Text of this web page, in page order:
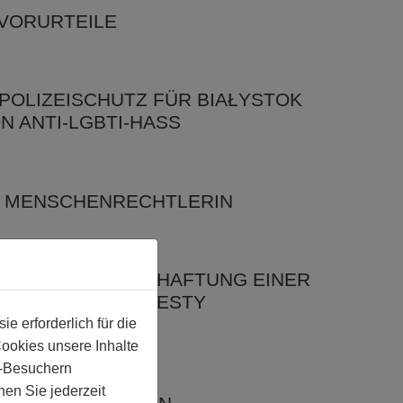
FÜR BIAŁYSTOK
ANTI-LGBTI-HASS
BEI UND VERHAFTUNG EINER
MIT AMNESTY
erforderlich für die
unsere Inhalte
Sie jederzeit